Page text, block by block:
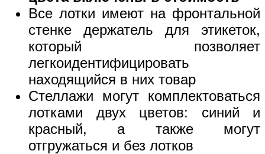
Все лотки имеют на фронтальной
стенке держатель для этикеток,
который позволяет
легкоидентифицировать
находящийся в них товар
Стеллажи могут комплектоваться
лотками двух цветов: синий и
красный, а также могут
отгружаться и без лотков